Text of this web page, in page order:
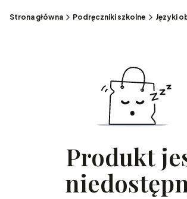
Strona główna Podręczniki szkolne Języki
Produkt